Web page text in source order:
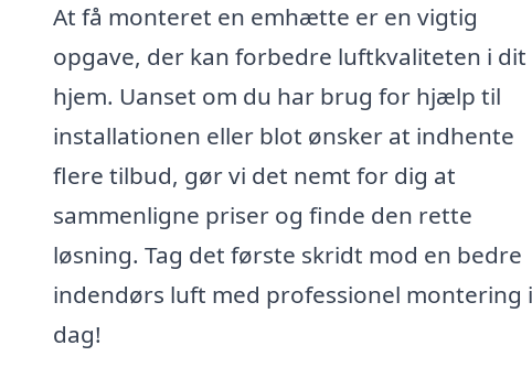
At få monteret en emhætte er en vigtig
opgave, der kan forbedre luftkvaliteten i dit
hjem. Uanset om du har brug for hjælp til
installationen eller blot ønsker at indhente
flere tilbud, gør vi det nemt for dig at
sammenligne priser og finde den rette
løsning. Tag det første skridt mod en bedre
indendørs luft med professionel montering i
dag!